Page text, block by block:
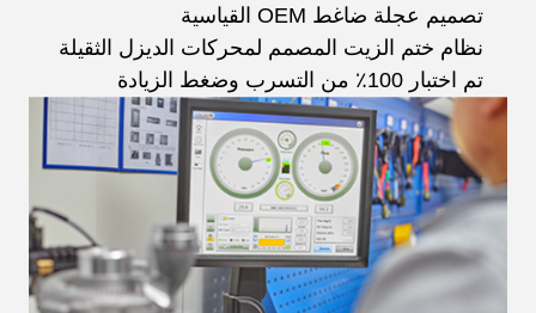
تصميم عجلة ضاغط OEM القياسية
نظام ختم الزيت المصمم لمحركات الديزل الثقيلة
تم اختبار 100٪ من التسرب وضغط الزيادة